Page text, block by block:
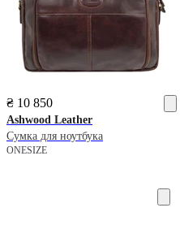
₴ 10 850
Ashwood Leather
Сумка для ноутбука
ONESIZE